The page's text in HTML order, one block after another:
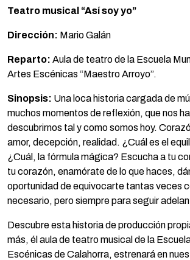
Teatro musical “Así soy yo”
Dirección: Mario Galán
Reparto: Aula de teatro de la Escuela
Artes Escénicas “Maestro Arroyo”.
Sinopsis: Una loca historia cargada de
muchos momentos de reflexión, que nos
descubrirnos tal y como somos hoy.
amor, decepción, realidad. ¿Cuál es el
¿Cuál, la fórmula mágica? Escucha a tu
tu corazón, enamórate de lo que haces,
oportunidad de equivocarte tantas veces
necesario, pero siempre para seguir
Descubre esta historia de producción
más, él aula de teatro musical de la
Escénicas de Calahorra, estrenará en